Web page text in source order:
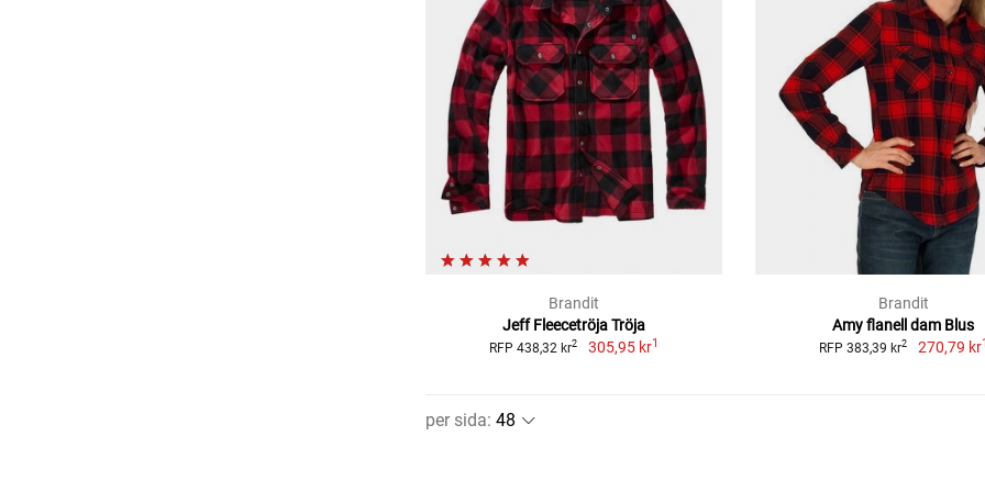
Brandit
Jeff Fleecetröja Tröja
RFP 438,32 kr2 305,95 kr1
Brandit
Amy flanell dam Blus
RFP 383,39 kr2 270,79 kr
per sida: